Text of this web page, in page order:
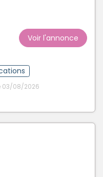
Voir l'annonce
03/08/2026